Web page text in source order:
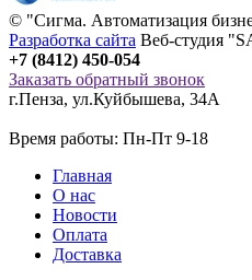
© "Сигма. Автоматизация
Разработка сайта Веб-студия
+7 (8412) 450-054
Заказать обратный звонок
г.Пенза, ул.Куйбышева, 34А
Время работы: Пн-Пт 9-18
Главная
О нас
Новости
Оплата
Доставка